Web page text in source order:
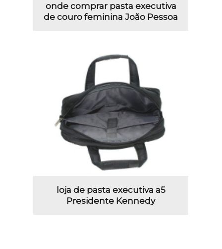
onde comprar pasta executiva
de couro feminina João Pessoa
loja de pasta executiva a5
Presidente Kennedy